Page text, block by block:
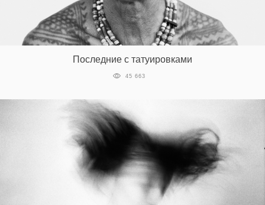
Последние с татуировками
45 663